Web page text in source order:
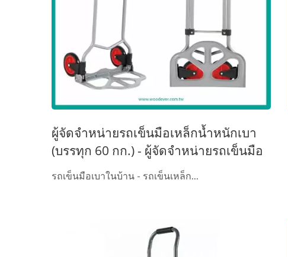
ผู้จัดจำหน่ายรถเข็นมือเหล็กน้ำหนักเบา
(บรรทุก 60 กก.) - ผู้จัดจำหน่ายรถเข็นมือ
OEMODM มืออาชีพ ปรับแต่งรถเข็นมือ ผู้
รถเข็นมือเบาในบ้าน - รถเข็นเหล็ก...